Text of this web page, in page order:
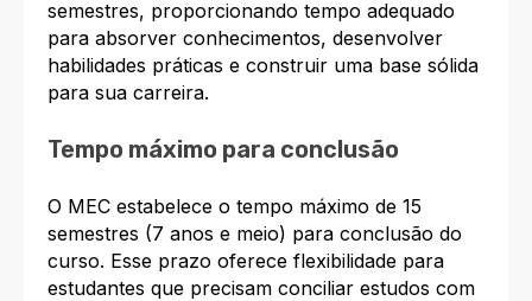
semestres, proporcionando tempo adequado
para absorver conhecimentos, desenvolver
habilidades práticas e construir uma base sólida
para sua carreira.​
Tempo máximo para conclusão
O MEC estabelece o tempo máximo de 15
semestres (7 anos e meio) para conclusão do
curso. Esse prazo oferece flexibilidade para
estudantes que precisam conciliar estudos com